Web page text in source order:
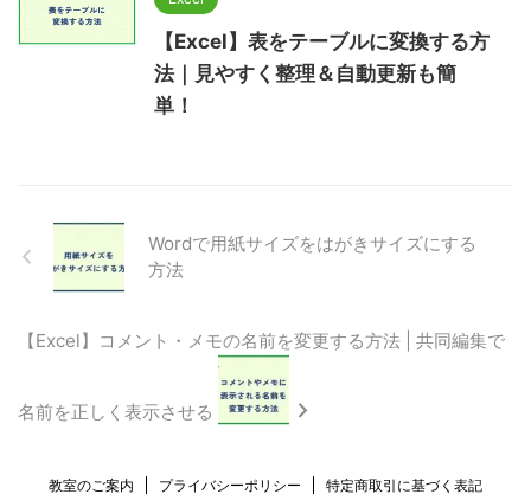
【Excel】表をテーブルに変換する方
法｜見やすく整理＆自動更新も簡
単！
Wordで用紙サイズをはがきサイズにする
方法
【Excel】コメント・メモの名前を変更する方法 | 共同編集で
名前を正しく表示させる
教室のご案内 プライバシーポリシー 特定商取引に基づく表記